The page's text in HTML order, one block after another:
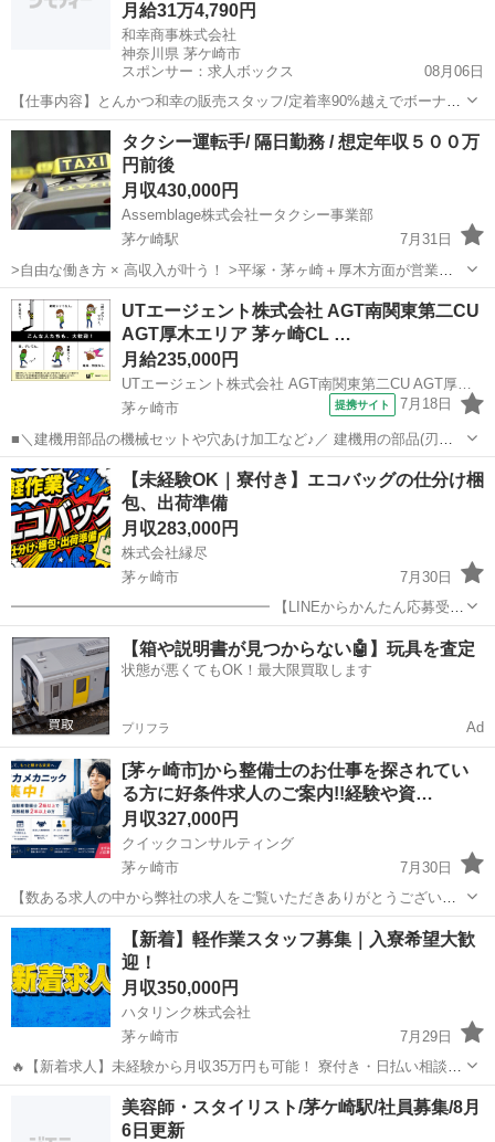
月給31万4,790円
和幸商事株式会社
神奈川県 茅ケ崎市
スポンサー：求人ボックス
08月06日
【仕事内容】とんかつ和幸の販売スタッフ/定着率90%越えでボーナス
最大4.5ヶ月分/転居を伴う転勤なし 和幸商事株式会社 和食,テイクアウ
ト・惣菜・弁当屋,定食屋,肉料理 創業67年、 コロナ禍でも安定した経
営を行い、 「本物の味...
正社員
タクシー運転手/ 隔日勤務 / 想定年収５００万
円前後
月収430,000円
Assemblage株式会社ータクシー事業部
茅ケ崎駅
7月31日
>自由な働き方 × 高収入が叶う！ >平塚・茅ヶ崎＋厚木方面が営業エ
リア！ >アプリ配車で、ムダなく効率よく稼げる！ 🌟アットホームな
職場で安定した収入を得られるチャンス！ 建設業・業務委託・個人事
業主・配送...
神奈川 茅ヶ崎市 ドライバー アプリ
UTエージェント株式会社 AGT南関東第二CU
AGT厚木エリア 茅ヶ崎CL …
月給235,000円
UTエージェント株式会社 AGT南関東第二CU AGT厚木エリア 茅ヶ崎CL 《JYQE1C》
茅ヶ崎市
提携サイト 7月18日
■＼建機用部品の機械セットや穴あけ加工など♪／ 建機用の部品(刃先
やキャタピラ)を製造しています！ ＜具体的には…＞ ◆金属部品を機
械にセット・ボタン操作で加工する ◆穴あけ加工機にて手動で加工す
る ◆次工程にまわす...
神奈川 茅ヶ崎市 工場
【未経験OK｜寮付き】エコバッグの仕分け梱
包、出荷準備
月収283,000円
株式会社縁尽
茅ヶ崎市
7月30日
━━━━━━━━━━━━━━━━━━ 【LINEからかんたん応募受付
中】 ━━━━━━━━━━━━━━━━━━ ▼応募はこちら
https://lin.ee/YnSeSj6 【応募方法】 1．LINE...
神奈川 茅ヶ崎市 工場 未経験
【箱や説明書が見つからない🤖】玩具を査定
状態が悪くてもOK！最大限買取します
プリフラ Ad
[茅ヶ崎市]から整備士のお仕事を探されてい
る方に好条件求人のご案内!!経験や資…
月収327,000円
クイックコンサルティング
茅ヶ崎市
7月30日
【数ある求人の中から弊社の求人をご覧いただきありがとうございま
す!!】 全国に様々な求人を5万件以上取り扱っておりご希望条件やご状
況に応じてマッチしそうな求人をご案内いたします!! 応募前に相談だ
けしてみたい方やどんな求...
神奈川 茅ヶ崎市 その他 整備士
【新着】軽作業スタッフ募集｜入寮希望大歓
迎！
月収350,000円
ハタリンク株式会社
茅ヶ崎市
7月29日
🔥【新着求人】未経験から月収35万円も可能！ 寮付き・日払い相談
OK！ 新しいお仕事を探している方を募集しています！ 「すぐ働きた
い」 「住む場所も一緒に探したい」 「未経験からしっかり稼ぎたい」
茅ヶ崎市 工場
美容師・スタイリスト/茅ケ崎駅/社員募集/8月
6日更新